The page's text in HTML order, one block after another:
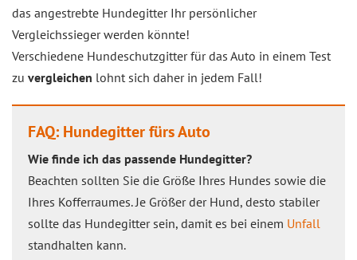
das angestrebte Hundegitter Ihr persönlicher
Vergleichssieger werden könnte!
Verschiedene Hundeschutzgitter für das Auto in einem Test
zu vergleichen lohnt sich daher in jedem Fall!
FAQ: Hundegitter fürs Auto
Wie finde ich das passende Hundegitter?
Beachten sollten Sie die Größe Ihres Hundes sowie die
Ihres Kofferraumes. Je Größer der Hund, desto stabiler
sollte das Hundegitter sein, damit es bei einem Unfall
standhalten kann.